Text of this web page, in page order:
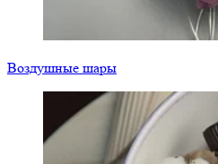
Воздушные шары